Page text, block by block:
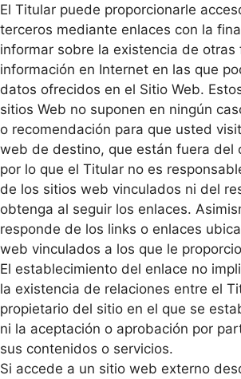
El Titular puede proporcionarle
terceros mediante enlaces con la
informar sobre la existencia de otras
información en Internet en las que
datos ofrecidos en el Sitio Web.
sitios Web no suponen en ningún
o recomendación para que usted
web de destino, que están fuera del
por lo que el Titular no es
de los sitios web vinculados ni del
obtenga al seguir los enlaces.
responde de los links o enlaces
web vinculados a los que le
El establecimiento del enlace no
la existencia de relaciones entre el
propietario del sitio en el que se
ni la aceptación o aprobación por
sus contenidos o servicios.
Si accede a un sitio web externo